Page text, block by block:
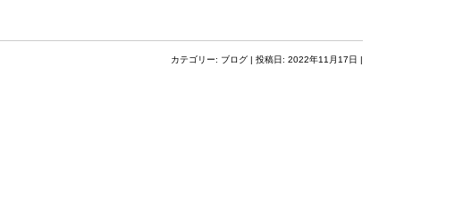
カテゴリー: ブログ | 投稿日: 2022年11月17日